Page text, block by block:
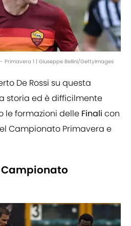
- Primavera 1 | Giuseppe Bellini/GettyImages
De Rossi su questa
storia ed è difficilmente
le formazioni delle Finali con
Campionato Primavera e